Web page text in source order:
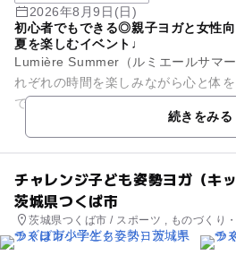
2026年8月9日(日)
初心者でもできる◎親子ヨガと女性
夏を楽しむイベント♩
Lumière Summer（ルミエールサマ
れぞれの時間を楽しみながら心と体
です。 「毎日忙しくて、自分のことは後回し。」 「子どもと
続きをみる
チャレンジ子ども姿勢ヨガ（キ
茨城県つくば市
茨城県つくば市 / スポーツ , ものづくり